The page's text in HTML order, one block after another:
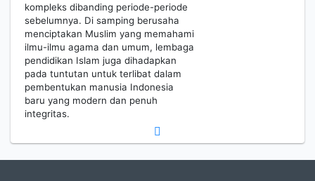
kompleks dibanding periode-periode
sebelumnya. Di samping berusaha
menciptakan Muslim yang memahami
ilmu-ilmu agama dan umum, lembaga
pendidikan Islam juga dihadapkan
pada tuntutan untuk terlibat dalam
pembentukan manusia Indonesia
baru yang modern dan penuh
integritas.